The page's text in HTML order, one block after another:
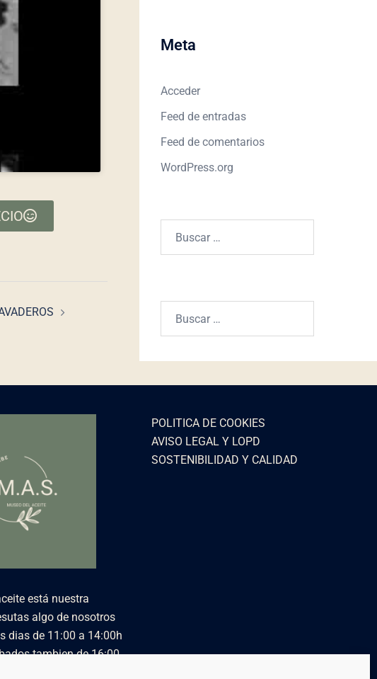
Meta
Acceder
Feed de entradas
Feed de comentarios
WordPress.org
está nuestra
algo de nosotros
dias de 11:00 a 14:00h
tambien de 16:00
POLITICA DE COOKIES
AVISO LEGAL Y LOPD
SOSTENIBILIDAD Y CALIDAD